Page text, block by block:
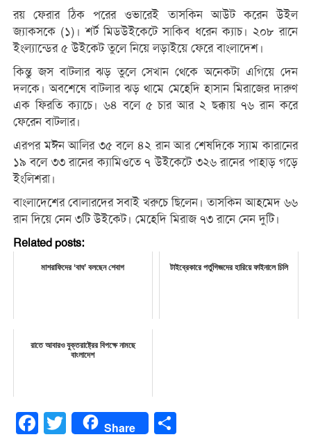
রয় ফেরার ঠিক পরের ওভারেই তাসকিন আউট করেন উইল
জ্যাকসকে (১)। শর্ট মিডউইকেটে সাকিব ধরেন ক্যাচ। ২০৮ রানে
ইংল্যান্ডের ৫ উইকেট তুলে নিয়ে লড়াইয়ে ফেরে বাংলাদেশ।
কিন্তু জস বাটলার ঝড় তুলে সেখান থেকে অনেকটা এগিয়ে দেন
দলকে। অবশেষে বাটলার ঝড় থামে মেহেদি হাসান মিরাজের দারুণ
এক ফিরতি ক্যাচে। ৬৪ বলে ৫ চার আর ২ ছক্কায় ৭৬ রান করে
ফেরেন বাটলার।
এরপর মঈন আলির ৩৫ বলে ৪২ রান আর শেষদিকে স্যাম কারানের
১৯ বলে ৩৩ রানের ক্যামিওতে ৭ উইকেটে ৩২৬ রানের পাহাড় গড়ে
ইংলিশরা।
বাংলাদেশের বোলারদের সবাই খরুচে ছিলেন। তাসকিন আহমেদ ৬৬
রান দিয়ে নেন ৩টি উইকেট। মেহেদি মিরাজ ৭৩ রানে নেন দুটি।
Related posts:
মাশরাফিদের ‘বাঘ’ বলছেন শেবাগ টাইব্রেকারে পর্তুগিজদের হারিয়ে ফাইনালে চিলি
রাতে আবারও যুক্তরাষ্ট্রের বিপক্ষে নামছে
বাংলাদেশ
Facebook
Twitter Share